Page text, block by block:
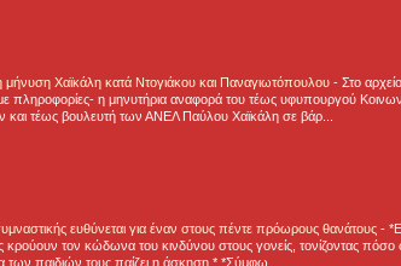
μήνυση Χαϊκάλη κατά Ντογιάκου και Παναγιωτόπουλου - Στο
πληροφορίες- η μηνυτήρια αναφορά του τέως υφυπουργού
και τέως βουλευτή των ΑΝΕΛ Παύλου Χαϊκάλη σε βάρ...
ευθύνεται για έναν στους πέντε πρόωρους θανάτους -
κρούουν τον κώδωνα του κινδύνου στους γονείς, τονίζοντας πόσο
των παιδιών τους παίζει η άσκηση.* *Σύμφω...